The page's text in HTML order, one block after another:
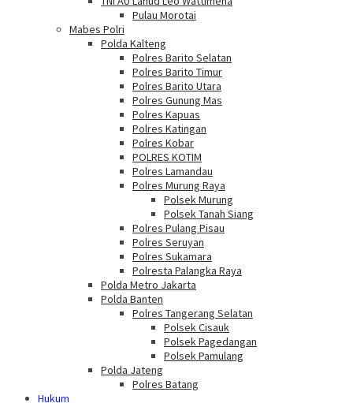
Pulau Morotai
Mabes Polri
Polda Kalteng
Polres Barito Selatan
Polres Barito Timur
Polres Barito Utara
Polres Gunung Mas
Polres Kapuas
Polres Katingan
Polres Kobar
POLRES KOTIM
Polres Lamandau
Polres Murung Raya
Polsek Murung
Polsek Tanah Siang
Polres Pulang Pisau
Polres Seruyan
Polres Sukamara
Polresta Palangka Raya
Polda Metro Jakarta
Polda Banten
Polres Tangerang Selatan
Polsek Cisauk
Polsek Pagedangan
Polsek Pamulang
Polda Jateng
Polres Batang
Hukum